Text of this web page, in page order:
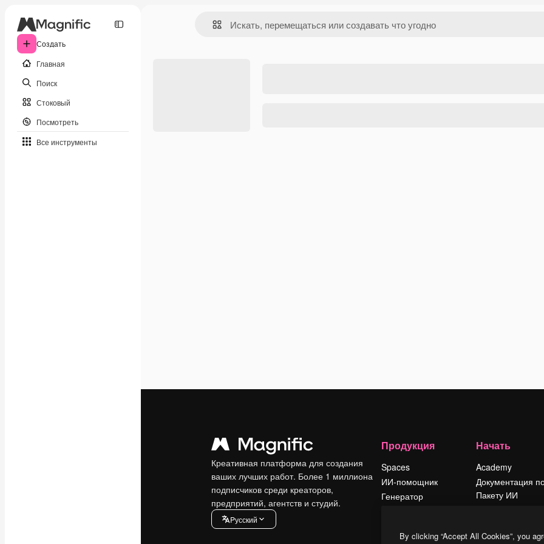
Создать
Главная
Поиск
Стоковый
Посмотреть
Все инструменты
Креативная платформа для создания
ваших лучших работ. Более 1 миллиона
подписчиков среди креаторов,
предприятий, агентств и студий.
Pусский
Продукция
Spaces
ИИ-помощник
Генератор
Начать
Academy
Документация
Пакету ИИ
Условия и
By clicking “Accept All Cookies”, you